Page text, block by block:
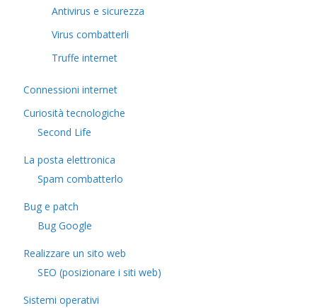
Antivirus e sicurezza
Virus combatterli
Truffe internet
Connessioni internet
Curiosità tecnologiche
​Second Life
La posta elettronica
Spam combatterlo
Bug e patch
Bug Google
Realizzare un sito web
SEO (posizionare i siti web)
Sistemi operativi